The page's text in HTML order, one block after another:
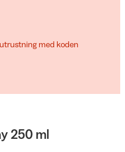
med koden
250 ml